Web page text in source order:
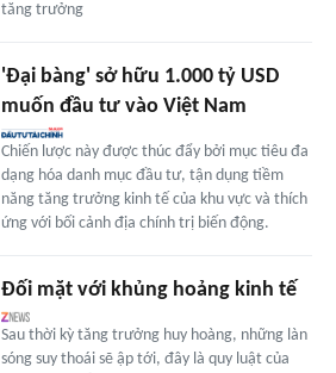
tăng trưởng
'Đại bàng' sở hữu 1.000 tỷ USD
muốn đầu tư vào Việt Nam
Chiến lược này được thúc đẩy bởi mục tiêu đa
dạng hóa danh mục đầu tư, tận dụng tiềm
năng tăng trưởng kinh tế của khu vực và thích
ứng với bối cảnh địa chính trị biến động.
Đối mặt với khủng hoảng kinh tế
Sau thời kỳ tăng trưởng huy hoàng, những làn
sóng suy thoái sẽ ập tới, đây là quy luật của